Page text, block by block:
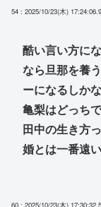
54 : 2025/10/23(木)
酷い言い方に
なら旦那を養
ーになるしか
亀梨はどっち
田中の生き方
婚とは一番遠